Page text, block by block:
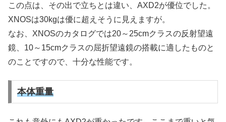
この点は、その出で立ちとは違い、AXD2が優位でした。
XNOSは30kgは優に超えそうに見えますが。
なお、XNOSのカタログでは20～25cmクラスの反射望遠
鏡、10～15cmクラスの屈折望遠鏡の搭載に適したものと
のことですので、十分な性能です。
本体重量